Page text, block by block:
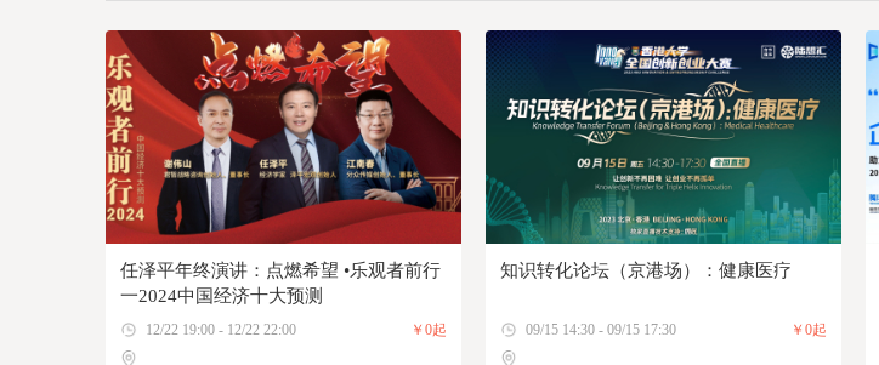
任泽平年终演讲：点燃希望 •乐观者前行
一2024中国经济十大预测
12/22 19:00 - 12/22 22:00 ￥0起
知识转化论坛（京港场）：健康医疗
09/15 14:30 - 09/15 17:30 ￥0起